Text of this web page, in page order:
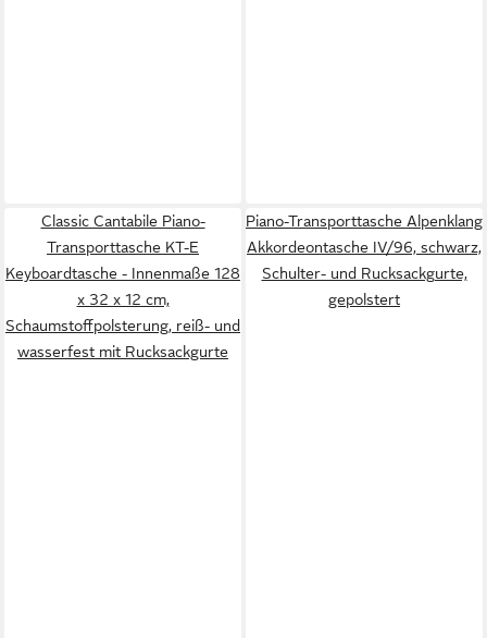
Classic Cantabile Piano-
Transporttasche KT-E
Keyboardtasche - Innenmaße 128
x 32 x 12 cm,
Schaumstoffpolsterung, reiß- und
wasserfest mit Rucksackgurte
Piano-Transporttasche Alpenklang
Akkordeontasche IV/96, schwarz,
Schulter- und Rucksackgurte,
gepolstert